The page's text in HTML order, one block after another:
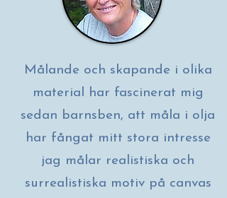
Målande och skapande i olika
material har fascinerat mig
sedan barnsben, att måla i olja
har fångat ​mitt stora intresse
jag målar realistiska och
surrealistiska motiv på canvas